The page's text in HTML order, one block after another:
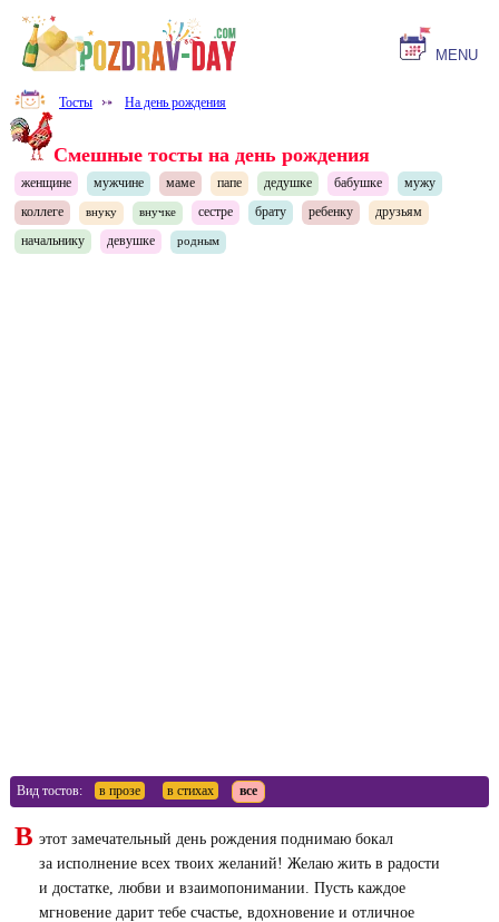
MENU
Тосты ⤐ На день рождения
Смешные тосты на день рождения
женщине мужчине маме папе дедушке бабушке
мужу
коллеге
внуку внучке сестре брату ребенку
друзьям
начальнику
девушке родным
Вид тостов: в прозе в стихах все
В этот замечательный день рождения поднимаю бокал
за исполнение всех твоих желаний! Желаю жить в радости
и достатке, любви и взаимопонимании. Пусть каждое
мгновение дарит тебе счастье, вдохновение и отличное